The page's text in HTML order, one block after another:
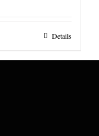
Details